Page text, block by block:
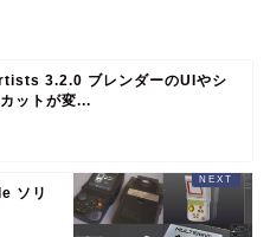
3.2.0 ブレンダーのUIやシ
ットが変...
ソリ